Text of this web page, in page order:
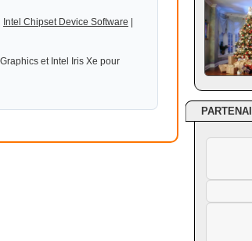
Intel Chipset Device Software
et Intel Iris Xe pour